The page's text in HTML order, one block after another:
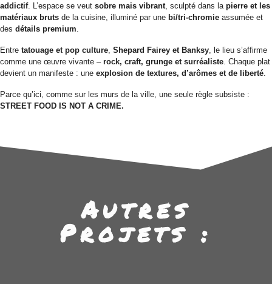
addictif. L’espace se veut sobre mais vibrant, sculpté dans la pierre et les
matériaux bruts de la cuisine, illuminé par une bi/tri-chromie assumée et
des détails premium.
Entre tatouage et pop culture, Shepard Fairey et Banksy, le lieu s’affirme
comme une œuvre vivante – rock, craft, grunge et surréaliste. Chaque plat
devient un manifeste : une explosion de textures, d’arômes et de liberté.
Parce qu’ici, comme sur les murs de la ville, une seule règle subsiste :
STREET FOOD IS NOT A CRIME.
Autres
Projets :